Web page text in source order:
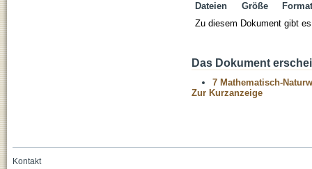
Dateien Größe
Format
Zu diesem Dokument gibt
Das Dokument
7 Mathematisch-
Zur Kurzanzeige
Kontakt